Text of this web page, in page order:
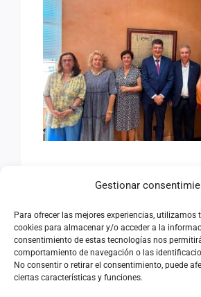
Gestionar
Para ofrecer las mejores experiencias,
cookies para almacenar y/o acceder a la
consentimiento de estas tecnologías nos
comportamiento de navegación o las
No consentir o retirar el consentimiento, puede
ciertas características y funciones.
AVANZANDO
SEMINARIO
ANTIGUOS
INAP
SEMINARIO
INTERNACIONAL DE
ANTIGUOS
INAP
08/07/2026